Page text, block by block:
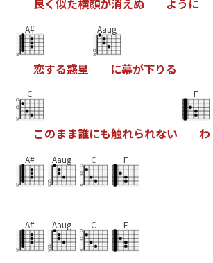
A#
恋する惑星
Aaug
に幕が下りる
C
このまま誰にも触れられない
F
わ
A# Aaug C F
A# Aaug C F